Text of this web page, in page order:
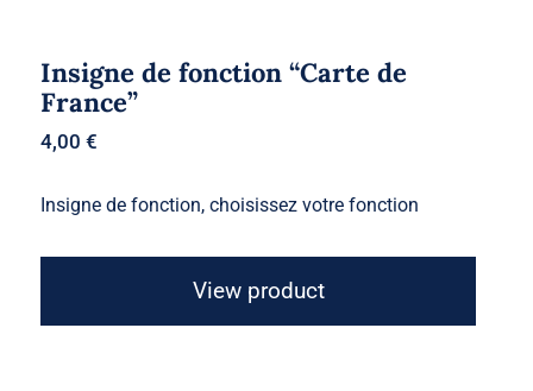
Insigne de fonction “Carte de
France”
4,00€
Insigne de fonction, choisissez votre fonction
View product